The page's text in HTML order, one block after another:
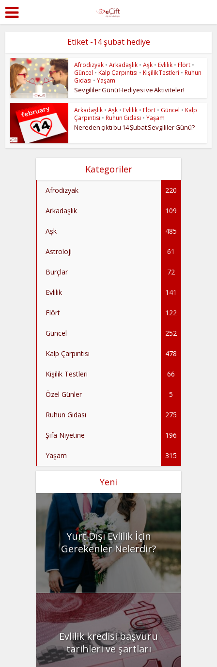
Etiket -14 şubat hediye
Afrodizyak • Arkadaşlık • Aşk • Evlilik • Flört •
Güncel • Kalp Çarpıntısı • Kişilik Testleri • Ruhun
Gıdası • Yaşam
Sevgililer Günü Hediyesi ve Aktiviteler!
Arkadaşlık • Aşk • Evlilik • Flört • Güncel • Kalp
Çarpıntısı • Ruhun Gıdası • Yaşam
Nereden çıktı bu 14 Şubat Sevgililer Günü?
Kategoriler
Afrodizyak 220
Arkadaşlık 109
Aşk 485
Astroloji 61
Burçlar 72
Evlilik 141
Flört 122
Güncel 252
Kalp Çarpıntısı 478
Kişilik Testleri 66
Özel Günler 5
Ruhun Gıdası 275
Şifa Niyetine 196
Yaşam 315
Yeni
Yurt Dışı Evlilik İçin
Gerekenler Nelerdir?
Evlilik kredisi başvuru
tarihleri ve şartları